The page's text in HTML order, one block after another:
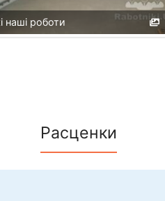
наші роботи
Расценки